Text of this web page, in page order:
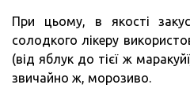
При цьому, в якості
солодкого лікеру
(від яблук до тієї ж
звичайно ж, морозиво.